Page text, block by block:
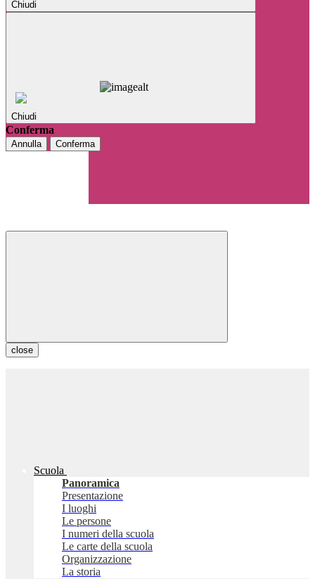
Chiudi
Chiudi
Conferma
Annulla Conferma
close
Scuola
Panoramica
Presentazione
I luoghi
Le persone
I numeri della scuola
Le carte della scuola
Organizzazione
La storia